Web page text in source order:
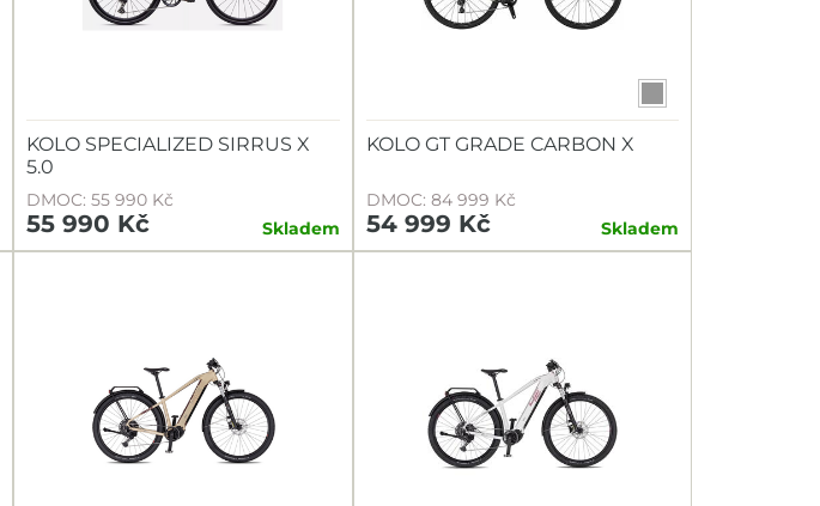
KOLO SPECIALIZED SIRRUS X
5.0
DMOC: 55 990 Kč
55 990 Kč Skladem
KOLO GT GRADE CARBON X
DMOC: 84 999 Kč
54 999 Kč Skladem